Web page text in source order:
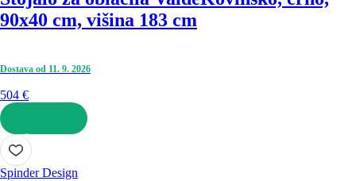
90x40 cm, višina 183 cm
Dostava od 11. 9. 2026
504 €
V KOŠARICO
Spinder Design